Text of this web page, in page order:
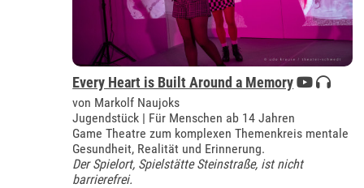
Every Heart is Built Around a Memory
von Markolf Naujoks
Jugendstück | Für Menschen ab 14 Jahren
Game Theatre zum komplexen Themenkreis mentale
Gesundheit, Realität und Erinnerung.
Der Spielort, Spielstätte Steinstraße, ist nicht
barrierefrei.